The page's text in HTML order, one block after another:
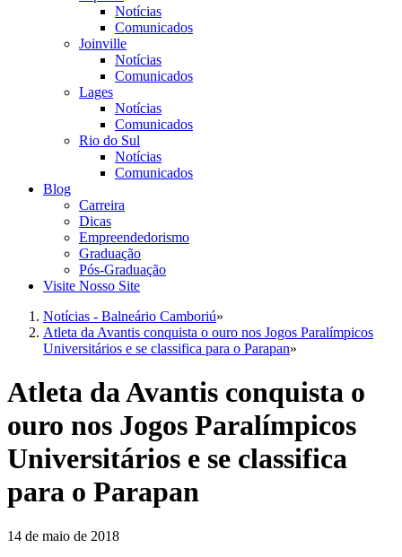
Notícias
Comunicados
Joinville
Notícias
Comunicados
Lages
Notícias
Comunicados
Rio do Sul
Notícias
Comunicados
Blog
Carreira
Dicas
Empreendedorismo
Graduação
Pós-Graduação
Visite Nosso Site
Notícias - Balneário Camboriú»
Atleta da Avantis conquista o ouro nos Jogos Paralímpicos
Universitários e se classifica para o Parapan»
Atleta da Avantis conquista o
ouro nos Jogos Paralímpicos
Universitários e se classifica
para o Parapan
14 de maio de 2018